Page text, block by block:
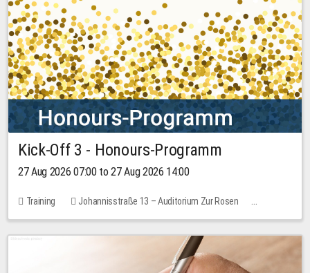
Kick-Off 3 - Honours-Programm
27 Aug 2026 07:00 to 27 Aug 2026 14:00
Training
Johannisstraße 13 – Auditorium Zur Rosen
11 places